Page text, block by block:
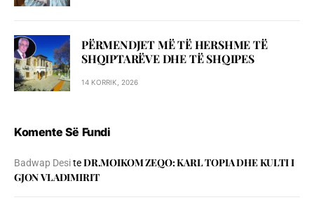
PËRMENDJET MË TË HERSHME TË
SHQIPTARËVE DHE TË SHQIPES
14 KORRIK, 2026
Komente Së Fundi
Badwap DesiteDR.MOIKOM ZEQO: KARL TOPIA DHE KULTI I
GJON VLADIMIRIT